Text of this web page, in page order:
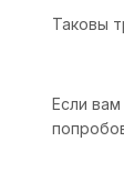
Таковы
Если